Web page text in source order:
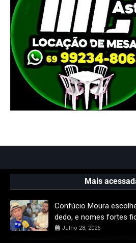
Mais
Confúcio Moura
dedo, e nomes fortes
Julho 28, 2026